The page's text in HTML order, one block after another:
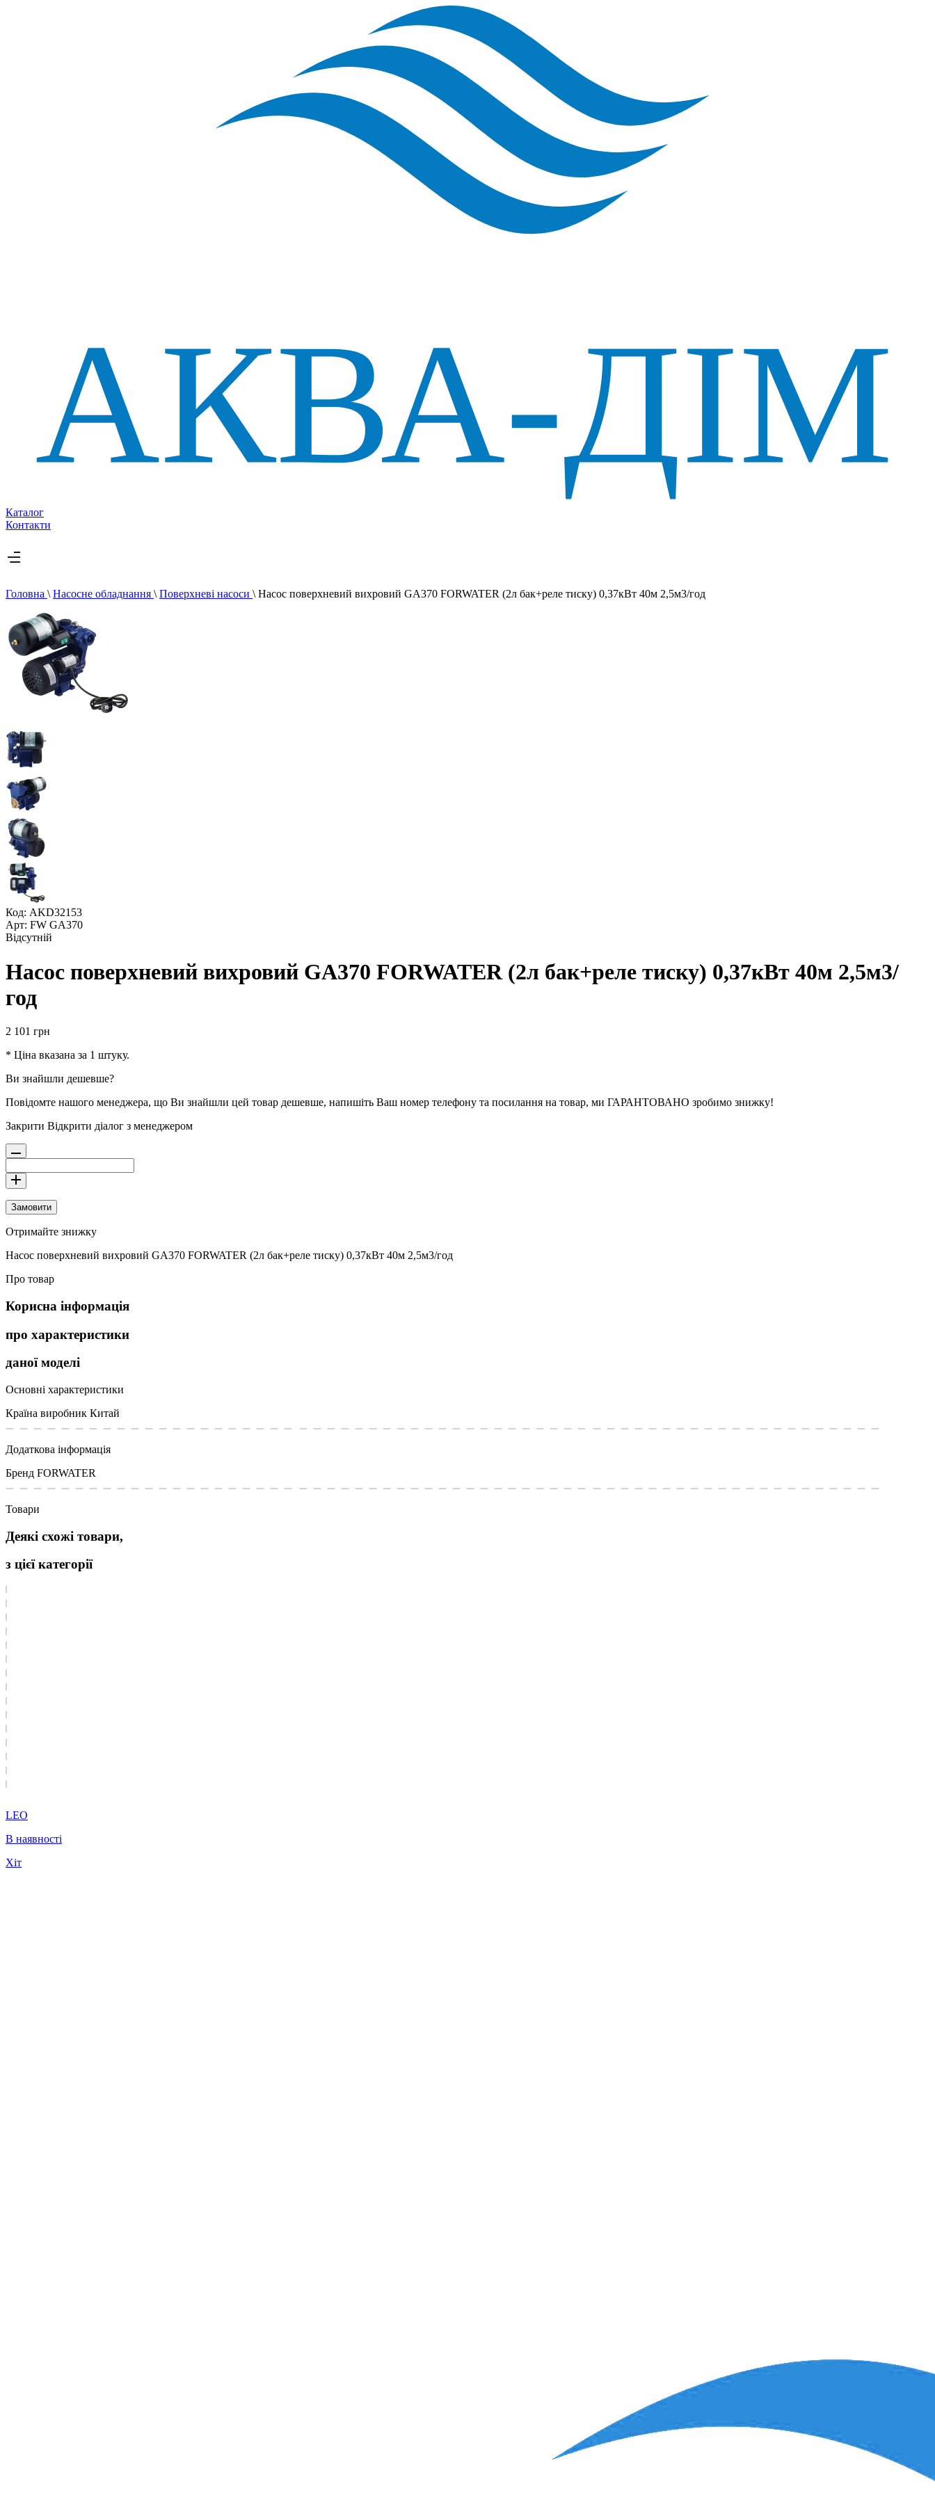
Каталог
Контакти
Головна \ Насосне обладнання \ Поверхневі насоси \ Насос поверхневий вихровий GA370 FORWATER (2л бак+реле тиску) 0,37кВт 40м 2,5м3/год
Код: AKD32153
Арт: FW GA370
Відсутній
Насос поверхневий вихровий GA370 FORWATER (2л бак+реле тиску) 0,37кВт 40м 2,5м3/
год
2 101 грн
* Ціна вказана за 1 штуку.
Ви знайшли дешевше?
Повідомте нашого менеджера, що Ви знайшли цей товар дешевше, напишіть Ваш номер телефону та посилання на товар, ми ГАРАНТОВАНО зробимо знижку!
Закрити Відкрити діалог з менеджером
Замовити
Отримайте знижку
Насос поверхневий вихровий GA370 FORWATER (2л бак+реле тиску) 0,37кВт 40м 2,5м3/год
Про товар
Корисна інформація
про характеристики
даної моделі
Основні характеристики
Країна виробник Китай
Додаткова інформація
Бренд FORWATER
Товари
Деякі схожі товари,
з цієї категорії
LEO
В наявності
Хіт